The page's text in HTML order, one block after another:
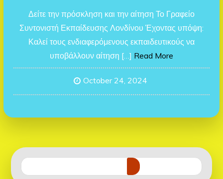
Δείτε την πρόσκληση και την αίτηση Το Γραφείο
Συντονιστή Εκπαίδευσης Λονδίνου Έχοντας υπόψη:
Καλεί τους ενδιαφερόμενους εκπαιδευτικούς να
υποβάλλουν αίτηση […] Read More
October 24, 2024